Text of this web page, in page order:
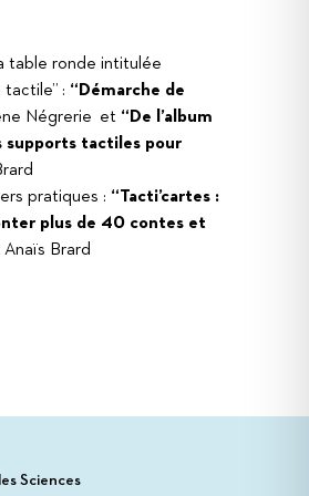
table ronde intitulée
: “Démarche de
Négrerie et “De l’album
supports tactiles pour
pratiques : “Tacti’cartes :
plus de 40 contes et
Anaïs Brard
Sciences